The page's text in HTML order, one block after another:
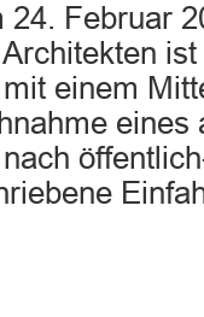
Februar
einem
eines